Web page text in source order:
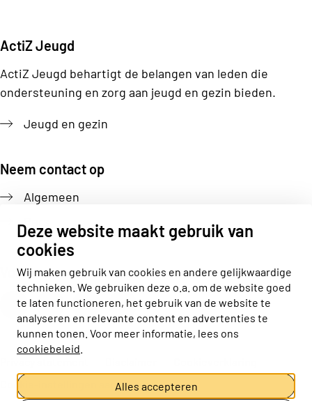
Deze website maakt gebruik van
cookies
Wij maken gebruik van cookies en andere gelijkwaardige
technieken. We gebruiken deze o.a. om de website goed
te laten functioneren, het gebruik van de website te
analyseren en relevante content en advertenties te
kunnen tonen. Voor meer informatie, lees ons
cookiebeleid
Alles accepteren
ActiZ Jeugd
ActiZ Jeugd behartigt de belangen van leden die
ondersteuning en zorg aan jeugd en gezin bieden.
Jeugd en gezin
Neem contact op
Algemeen
Pers
Volg ons
Actiz linkedin
Actiz instagram
Actiz youtube
Actiz facebook
Cookie-instellingen aanpassen